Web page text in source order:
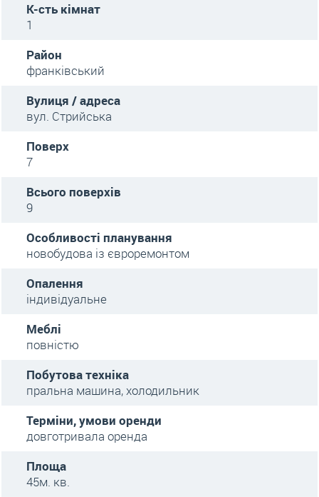
К-сть кімнат
1
Район
франківський
Вулиця / адреса
вул. Стрийська
Поверх
7
Всього поверхів
9
Особливості планування
новобудова із євроремонтом
Опалення
індивідуальне
Меблі
повністю
Побутова техніка
пральна машина, холодильник
Терміни, умови оренди
довготривала оренда
Площа
45м. кв.